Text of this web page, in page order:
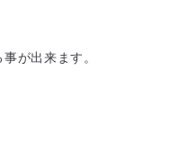
が出来ます。